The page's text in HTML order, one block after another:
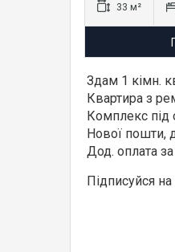
33 м²
Здам 1 кімн.
Квартира з
Комплекс під
Нової пошти,
Дод. оплата
Підписуйся